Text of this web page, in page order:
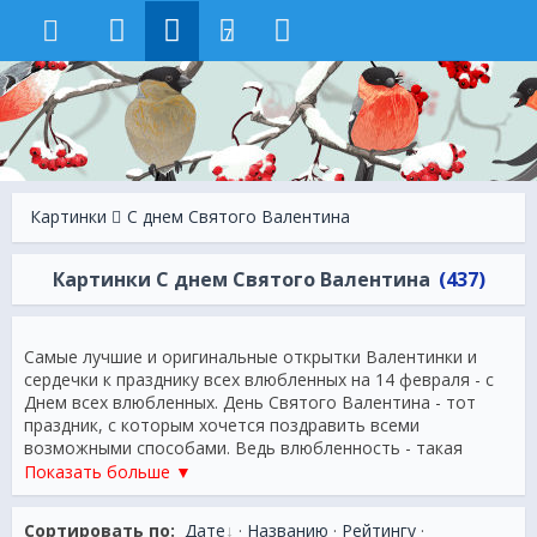
7
Картинки С днем Святого Валентина
Картинки С днем Святого Валентина (437)
Самые лучшие и оригинальные открытки Валентинки и
сердечки к празднику всех влюбленных на 14 февраля - с
Днем всех влюбленных. День Святого Валентина - тот
праздник, с которым хочется поздравить всеми
возможными способами. Ведь влюбленность - такая
счастливая, но к сожалению порою скоротечная пора.
Поэтому не теряйте радостные мгновения. Поздравьте
Показать больше ▼
Сортировать по: Дате · Названию · Рейтингу ·